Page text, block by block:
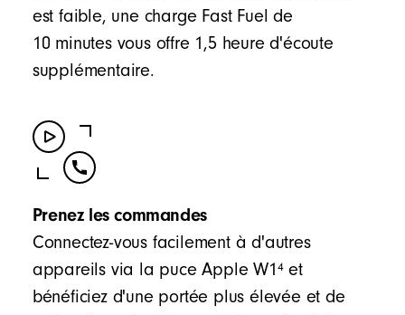
est faible, une charge Fast Fuel de
10 minutes vous offre 1,5 heure d'écoute
supplémentaire.
Prenez les commandes
Connectez-vous facilement à d'autres
appareils via la puce Apple W1 4et
bénéficiez d'une portée plus élevée et de